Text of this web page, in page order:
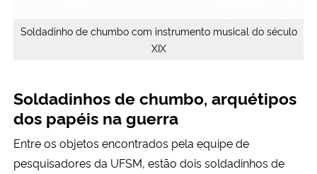
Soldadinho de chumbo com instrumento musical do século
XIX
Soldadinhos de chumbo, arquétipos
dos papéis na guerra
Entre os objetos encontrados pela equipe de
pesquisadores da UFSM, estão dois soldadinhos de